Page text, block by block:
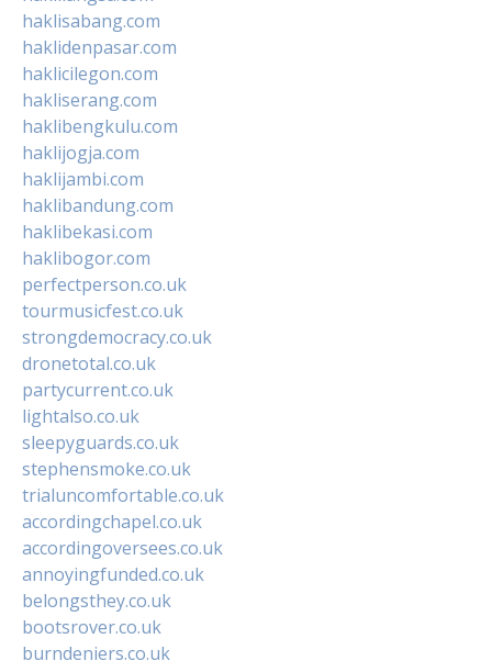
haklisabang.com
haklidenpasar.com
haklicilegon.com
hakliserang.com
haklibengkulu.com
haklijogja.com
haklijambi.com
haklibandung.com
haklibekasi.com
haklibogor.com
perfectperson.co.uk
tourmusicfest.co.uk
strongdemocracy.co.uk
dronetotal.co.uk
partycurrent.co.uk
lightalso.co.uk
sleepyguards.co.uk
stephensmoke.co.uk
trialuncomfortable.co.uk
accordingchapel.co.uk
accordingoversees.co.uk
annoyingfunded.co.uk
belongsthey.co.uk
bootsrover.co.uk
burndeniers.co.uk